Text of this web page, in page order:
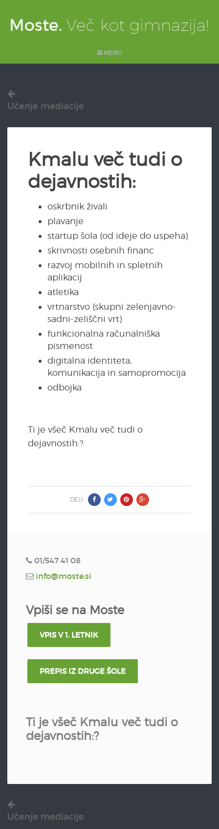
MENU
Učenje mediacije
Kmalu več tudi o
dejavnostih:
oskrbnik živali
plavanje
startup šola (od ideje do uspeha)
skrivnosti osebnih financ
razvoj mobilnih in spletnih
aplikacij
atletika
vrtnarstvo (skupni zelenjavno-
sadni-zeliščni vrt)
funkcionalna računalniška
pismenost
digitalna identiteta,
komunikacija in samopromocija
odbojka
Ti je všeč Kmalu več tudi o
dejavnostih:?
DELI
01/547 41 08
info@moste.si
Vpiši se na Moste
VPIS V 1. LETNIK
PREPIS IZ DRUGE ŠOLE
Ti je všeč Kmalu več tudi o
dejavnostih:?
Učenje mediacije